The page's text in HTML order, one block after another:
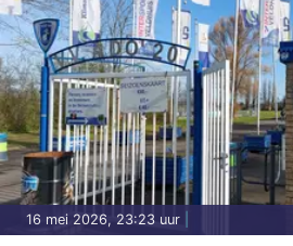
16 mei 2026, 23:23 uur